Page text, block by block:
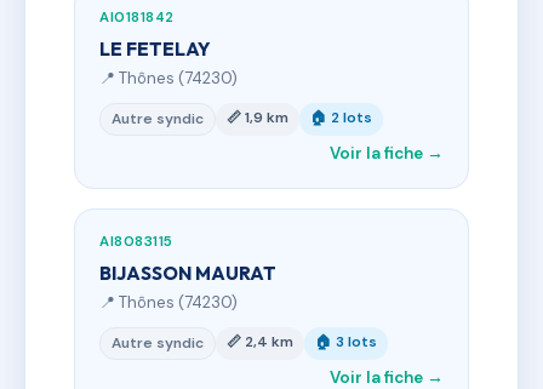
AI0181842
LE FETELAY
📍 Thônes (74230)
Autre syndic 📏 1,9 km 🏠 2 lots
Voir la fiche →
AI8083115
BIJASSON MAURAT
📍 Thônes (74230)
Autre syndic 📏 2,4 km 🏠 3 lots
Voir la fiche →